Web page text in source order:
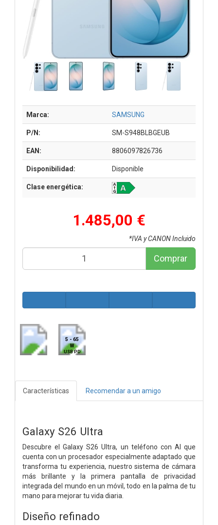
Marca: SAMSUNG
P/N: SM-S948BLBGEUB
EAN: 8806097826736
Disponibilidad: Disponible
Clase energética:
1.485,00 €
*IVA y CANON Incluido
Comprar
5 - 65
W
USB PD
Características Recomendar a un amigo
Galaxy S26 Ultra
Descubre el Galaxy S26 Ultra, un teléfono con AI que
cuenta con un procesador especialmente adaptado que
transforma tu experiencia, nuestro sistema de cámara
más brillante y la primera pantalla de privacidad
integrada del mundo en un móvil, todo en la palma de tu
mano para mejorar tu vida diaria.
Diseño refinado